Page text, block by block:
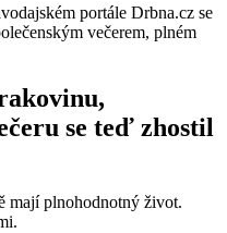
portále Drbna.cz se
večerem, plném
se teď zhostil
mají plnohodnotný život.